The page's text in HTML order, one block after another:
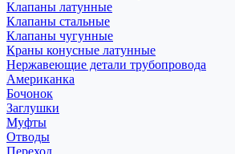
Клапаны латунные
Клапаны стальные
Клапаны чугунные
Краны конусные латунные
Нержавеющие детали трубопровода
Американка
Бочонок
Заглушки
Муфты
Отводы
Переход